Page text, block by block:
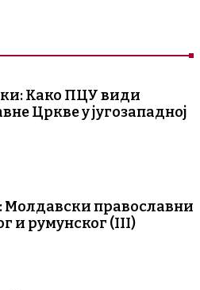
Како ПЦУ види
Цркве у југозападној
Молдавски православни
и румунског (III)